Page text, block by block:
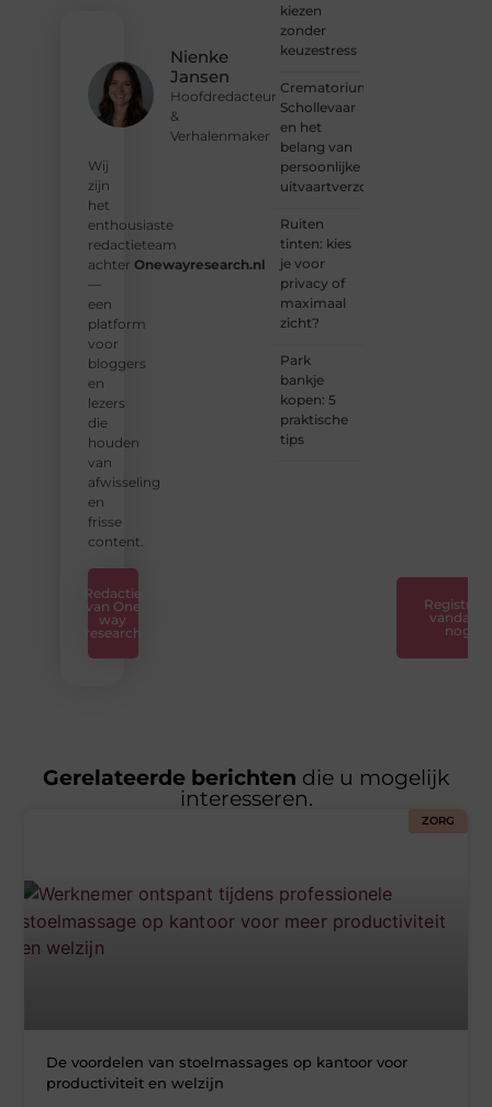
Nienke
Jansen
Hoofdredacteur
&
Verhalenmaker
Wij
zijn
het
enthousiaste
redactieteam
achter Onewayresearch.nl
—
een
platform
voor
bloggers
en
lezers
die
houden
van
afwisseling
en
frisse
content.
Redactie
van One
way
research
kiezen
zonder
keuzestress
Crematorium
Schollevaar
en het
belang van
persoonlijke
uitvaartverzorging
Ruiten
tinten: kies
je voor
privacy of
maximaal
zicht?
Park
bankje
kopen: 5
praktische
tips
Registreer
vandaag
nog
Gerelateerde berichten die u mogelijk
interesseren.
ZORG
De voordelen van stoelmassages op kantoor voor
productiviteit en welzijn